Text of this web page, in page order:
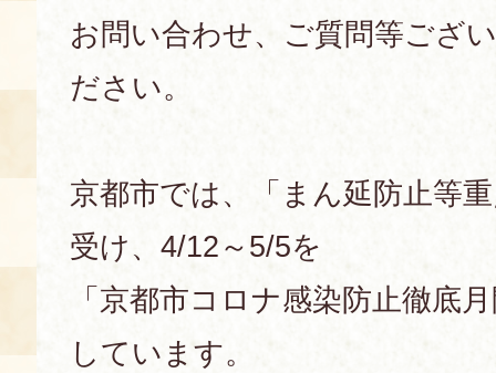
お問い合わせ、ご質問等ござ
ださい。
京都市では、「まん延防止等
受け、4/12～5/5を
「京都市コロナ感染防止徹底
しています。